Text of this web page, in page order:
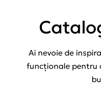
Ai nevoie de
funcționale pentru